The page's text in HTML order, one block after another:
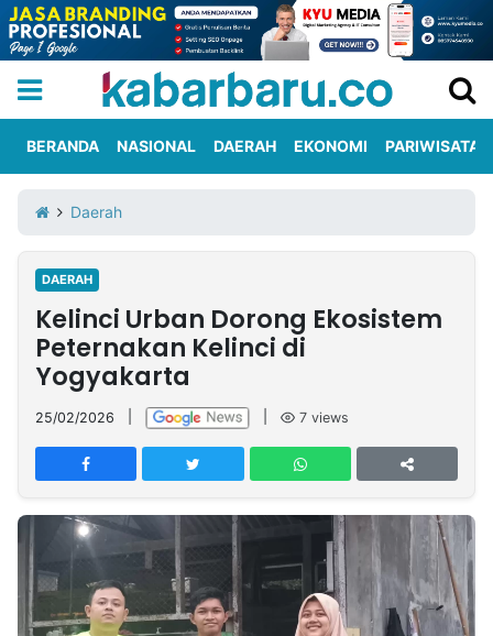
Iklan
Berita
Kami
Nasional
International
Olahraga
Entertainment
Daerah
Pariwisata
Kuliner
Kolom
Network
PT
TREETAN
INDONESIA
Partner
BERANDA NASIONAL DAERAH EKONOMI PARIWISATA
Daerah
DAERAH
Kelinci Urban Dorong Ekosistem
Peternakan Kelinci di
Yogyakarta
25/02/2026 7 views